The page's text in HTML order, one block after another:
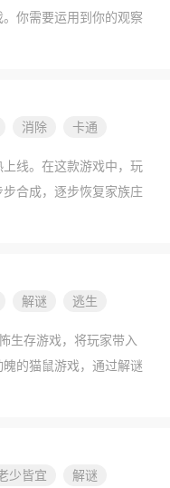
你需要运用到你的观察
不同游戏，而是全球
消除 卡通
上线。在这款游戏中，玩
合成，逐步恢复家族庄
解谜 逃生
生存游戏，将玩家带入
的猫鼠游戏，通过解谜
少皆宜 解谜